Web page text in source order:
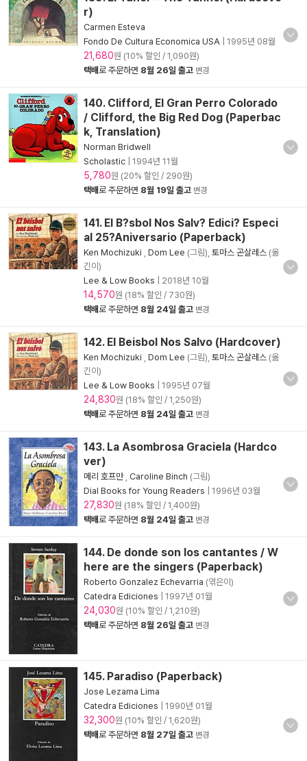
r)
Carmen Esteva
Fondo De Cultura Economica USA
1995년 08월
21,680원 (10% 할인 / 1,090원)
택배로 주문하면 8월 26일 출고 변경
140. Clifford, El Gran Perro Colorado
/ Clifford, the Big Red Dog (Paperbac
k, Translation)
Norman Bridwell
Scholastic
1994년 11월
5,780원 (20% 할인 / 290원)
택배로 주문하면 8월 19일 출고 변경
141. El B?sbol Nos Salv? Edici? Especi
al 25?Aniversario (Paperback)
Ken Mochizuki Dom Lee (그림), 토마스 곤살레스 (옮
긴이)
Lee & Low Books
2018년 10월
14,570원 (18% 할인 / 730원)
택배로 주문하면 8월 24일 출고 변경
142. El Beisbol Nos Salvo (Hardcover)
Ken Mochizuki Dom Lee (그림), 토마스 곤살레스 (옮
긴이)
Lee & Low Books
1995년 07월
24,830원 (18% 할인 / 1,250원)
택배로 주문하면 8월 24일 출고 변경
143. La Asombrosa Graciela (Hardco
ver)
메리 호프만, Caroline Binch (그림)
Dial Books for Young Readers
1996년 03월
27,830원 (18% 할인 / 1,400원)
택배로 주문하면 8월 24일 출고 변경
144. De donde son los cantantes / W
here are the singers (Paperback)
Roberto Gonzalez Echevarria (엮은이)
Catedra Ediciones
1997년 01월
24,030원 (10% 할인 / 1,210원)
택배로 주문하면 8월 26일 출고 변경
145. Paradiso (Paperback)
Jose Lezama Lima
Catedra Ediciones
1990년 01월
32,300원 (10% 할인 / 1,620원)
택배로 주문하면 8월 27일 출고 변경